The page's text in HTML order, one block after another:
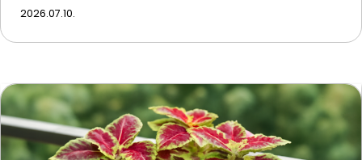
2026.07.10.